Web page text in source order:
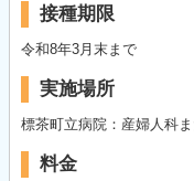
接種期限
令和8年3月末まで
実施場所
標茶町立病院：産婦人科
料金